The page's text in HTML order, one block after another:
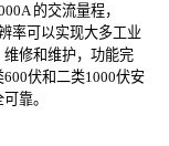
的交流量程，
率可以实现大多工业
维修和维护，功能完
伏和二类1000伏安
靠。